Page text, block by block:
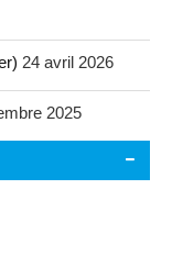
24 avril 2026
2025